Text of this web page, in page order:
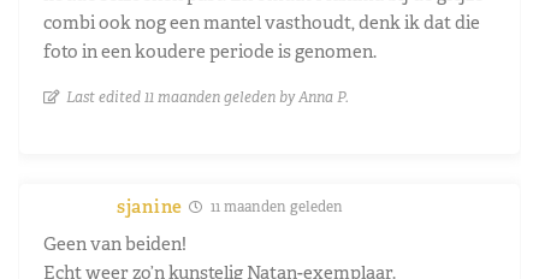
combi ook nog een mantel vasthoudt, denk ik dat die
foto in een koudere periode is genomen.
Last edited 11 maanden geleden by Anna P.
sjanine 11 maanden geleden
Geen van beiden!
Echt weer zo’n kunstelig Natan-exemplaar.